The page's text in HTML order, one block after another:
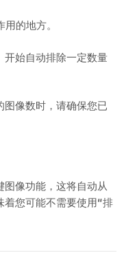
的地方。
开始自动排除一定数量
图像数时，请确保您已
图像功能，这将自动从
着您可能不需要使用“排